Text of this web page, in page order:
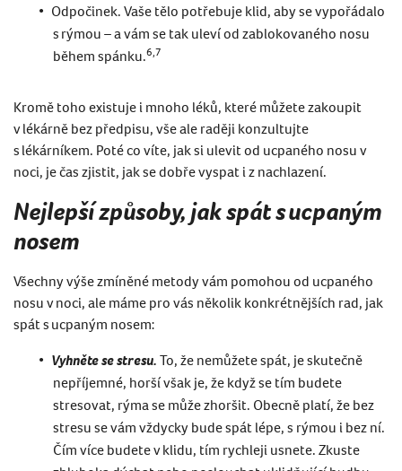
Odpočinek. Vaše tělo potřebuje klid, aby se vypořádalo
s rýmou – a vám se tak uleví od zablokovaného nosu
během spánku.6,7
Kromě toho existuje i mnoho léků, které můžete zakoupit
v lékárně bez předpisu, vše ale raději konzultujte
s lékárníkem. Poté co víte, jak si ulevit od ucpaného nosu v
noci, je čas zjistit, jak se dobře vyspat i z nachlazení.
Nejlepší způsoby, jak spát s ucpaným
nosem
Všechny výše zmíněné metody vám pomohou od ucpaného
nosu v noci, ale máme pro vás několik konkrétnějších rad, jak
spát s ucpaným nosem:
Vyhněte se stresu. To, že nemůžete spát, je skutečně
nepříjemné, horší však je, že když se tím budete
stresovat, rýma se může zhoršit. Obecně platí, že bez
stresu se vám vždycky bude spát lépe, s rýmou i bez ní.
Čím více budete v klidu, tím rychleji usnete. Zkuste